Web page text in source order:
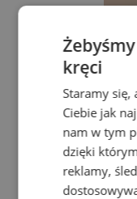
kręci
Staramy się,
Ciebie jak
nam w tym
dzięki
reklamy,